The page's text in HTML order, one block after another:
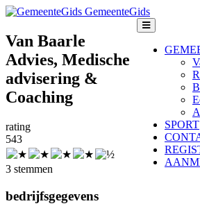
GemeenteGids
SPORT
Van Baarle
Advies, Medische
advisering &
Coaching
rating
543
3 stemmen
bedrijfsgegevens